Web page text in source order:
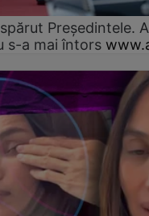
Președintele.
s-a mai întors